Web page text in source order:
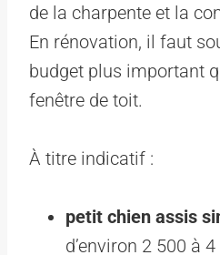
de la charpente et la
En rénovation, il faut
budget plus important
fenêtre de toit.
À titre indicatif :
petit chien assis
d’environ 2 500 à